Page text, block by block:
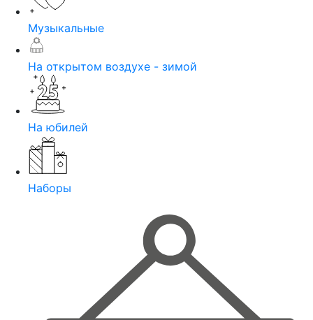
Музыкальные
На открытом воздухе - зимой
На юбилей
Наборы